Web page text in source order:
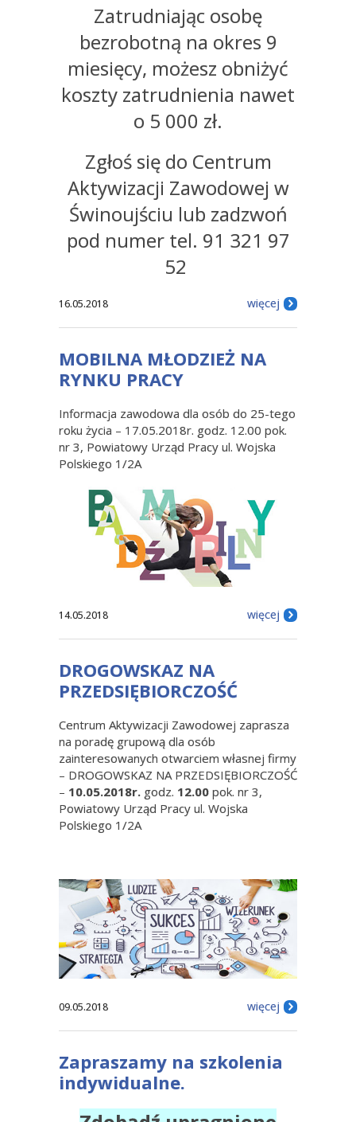
Zatrudniając osobę
bezrobotną na okres 9
miesięcy, możesz obniżyć
koszty zatrudnienia nawet
o 5 000 zł.
Zgłoś się do Centrum
Aktywizacji Zawodowej w
Świnoujściu lub zadzwoń
pod numer tel. 91 321 97
52
16.05.2018 więcej
MOBILNA MŁODZIEŻ NA
RYNKU PRACY
Informacja zawodowa dla osób do 25-tego
roku życia – 17.05.2018r. godz. 12.00 pok.
nr 3, Powiatowy Urząd Pracy ul. Wojska
Polskiego 1/2A
14.05.2018 więcej
DROGOWSKAZ NA
PRZEDSIĘBIORCZOŚĆ
Centrum Aktywizacji Zawodowej zaprasza
na poradę grupową dla osób
zainteresowanych otwarciem własnej firmy
– DROGOWSKAZ NA PRZEDSIĘBIORCZOŚĆ
– 10.05.2018r. godz. 12.00 pok. nr 3,
Powiatowy Urząd Pracy ul. Wojska
Polskiego 1/2A
09.05.2018 więcej
Zapraszamy na szkolenia
indywidualne.